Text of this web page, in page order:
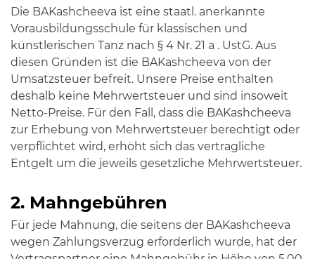
Die BAKashcheeva ist eine staatl. anerkannte
Vorausbildungsschule für klassischen und
künstlerischen Tanz nach § 4 Nr. 21 a . UstG. Aus
diesen Gründen ist die BAKashcheeva von der
Umsatzsteuer befreit. Unsere Preise enthalten
deshalb keine Mehrwertsteuer und sind insoweit
Netto-Preise. Für den Fall, dass die BAKashcheeva
zur Erhebung von Mehrwertsteuer berechtigt oder
verpflichtet wird, erhöht sich das vertragliche
Entgelt um die jeweils gesetzliche Mehrwertsteuer.
2. Mahngebühren
Für jede Mahnung, die seitens der BAKashcheeva
wegen Zahlungsverzug erforderlich wurde, hat der